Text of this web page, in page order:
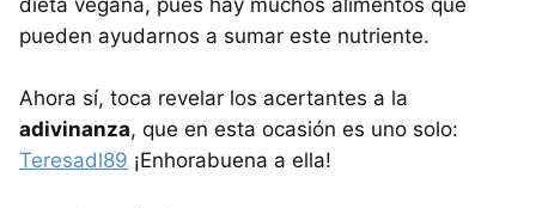
pueden ayudarnos a sumar este nutriente.
Ahora sí, toca revelar los acertantes a la
adivinanza, que en esta ocasión es uno solo:
Teresadl89 ¡Enhorabuena a ella!